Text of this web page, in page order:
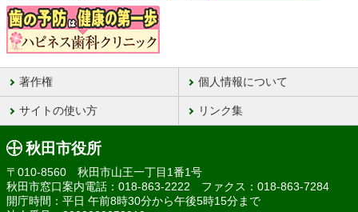
著作権 個人情報について
サイトの使い方 リンク集
秋田市役所
〒010-8560 秋田市山王一丁目1番1号
秋田市窓口案内電話：018-863-2222 ファクス：018-863-7284
開庁時間：平日 午前8時30分から午後5時15分まで